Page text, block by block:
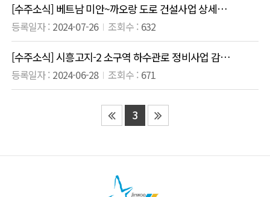
[수주소식] 베트남 미안~까오랑 도로 건설사업 상세설계 적정성 검토(IDC) 용역
2024-07-26 632
[수주소식] 시흥고지-2 소구역 하수관로 정비사업 감독권한대행 등 건설사업관리용역
2024-06-28 671
3